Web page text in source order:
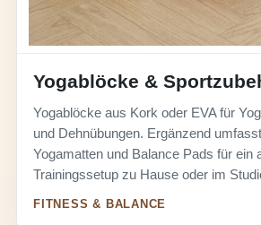
Yogablöcke &
Yogablöcke aus Kork oder EVA für
und Dehnübungen. Ergänzend
Yogamatten und Balance Pads für ein
Trainingssetup zu Hause oder im
FITNESS & BALANCE